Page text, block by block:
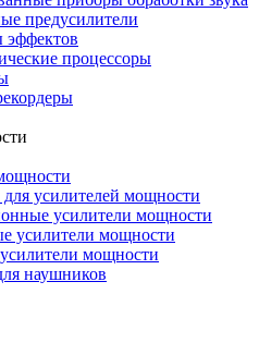
предусилители
эффектов
процессоры
усилителей мощности
усилители мощности
усилители мощности
мощности
наушников